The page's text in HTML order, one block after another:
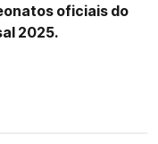
oficiais do
2025.